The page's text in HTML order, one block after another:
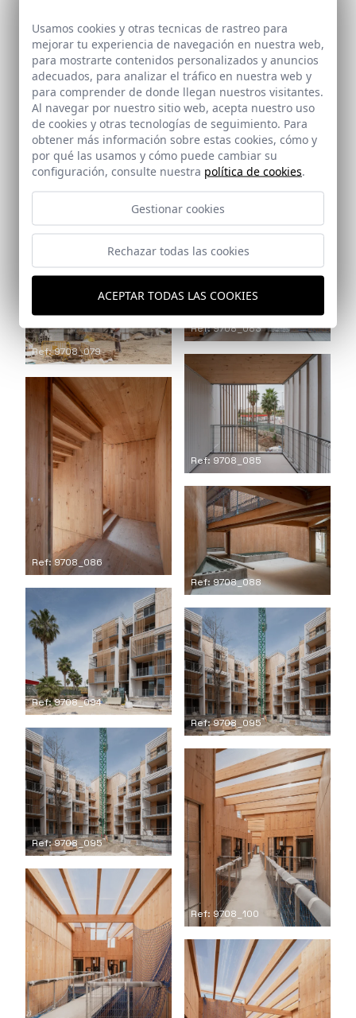
Ref: 9708_067
Ref: 9708_074
Ref: 9708_079
Ref: 9708_083
Ref: 9708_085
Ref: 9708_086
Ref: 9708_088
Ref: 9708_094
Ref: 9708_095
Ref: 9708_095
Ref: 9708_100
Usamos cookies y otras tecnicas de rastreo para
mejorar tu experiencia de navegación en nuestra web,
para mostrarte contenidos personalizados y anuncios
adecuados, para analizar el tráfico en nuestra web y
para comprender de donde llegan nuestros visitantes.
Al navegar por nuestro sitio web, acepta nuestro uso
de cookies y otras tecnologías de seguimiento. Para
obtener más información sobre estas cookies, cómo y
por qué las usamos y cómo puede cambiar su
configuración, consulte nuestra política de cookies.
Gestionar cookies
Rechazar todas las cookies
ACEPTAR TODAS LAS COOKIES